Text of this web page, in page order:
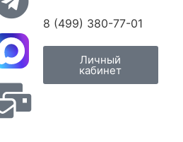
8 (499) 380-77-01
Личный
кабинет